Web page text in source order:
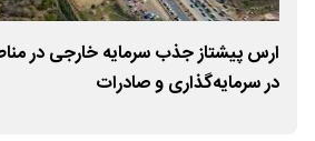
ارس پیشتاز جذب سرمایه خارجی در
در سرمایه‌گذاری و صادرات